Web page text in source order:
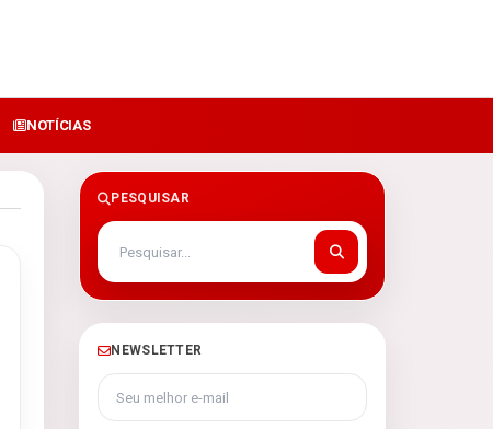
NOTÍCIAS
PESQUISAR
NEWSLETTER
Seu melhor e-mail